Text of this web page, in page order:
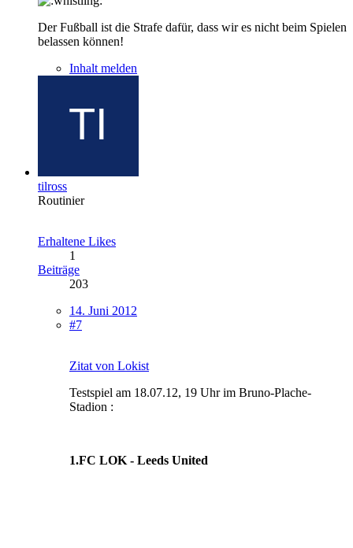
Der Fußball ist die Strafe dafür, dass wir es nicht beim Spielen
belassen können!
Inhalt melden
tilross
Routinier
Erhaltene Likes
1
Beiträge
203
14. Juni 2012
#7
Zitat von Lokist
Testspiel am 18.07.12, 19 Uhr im Bruno-Plache-
Stadion :
1.FC LOK - Leeds United